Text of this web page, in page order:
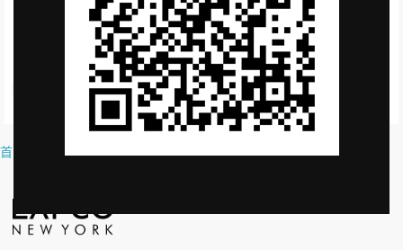
Click to enlarge
首頁